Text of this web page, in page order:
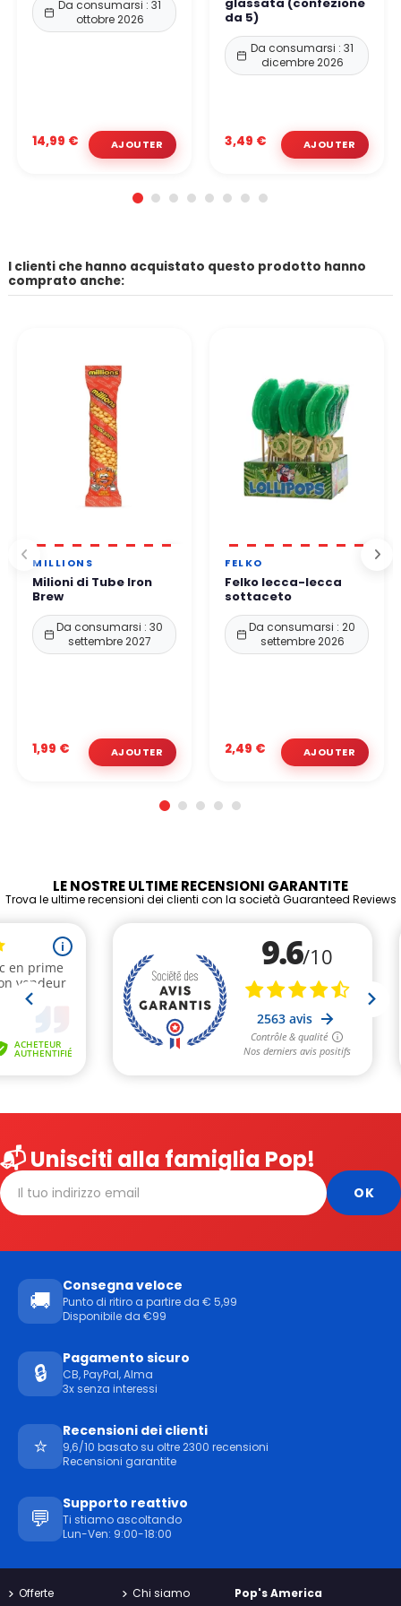
Da consumarsi : 31
ottobre 2026
14,99 €
da 5)
Da consumarsi : 31
dicembre 2026
3,49 €
I clienti che hanno acquistato questo prodotto hanno
comprato anche:
MILLIONS
Milioni di Tube Iron
Brew
Da consumarsi : 30
settembre 2027
1,99 €
FELKO
Felko lecca-lecca
sottaceto
Da consumarsi : 20
settembre 2026
2,49 €
LE NOSTRE ULTIME RECENSIONI GARANTITE
Trova le ultime recensioni dei clienti con la società Guaranteed Reviews
📬 Unisciti alla famiglia Pop!
🚚
Consegna veloce
Punto di ritiro a partire da € 5,99
Disponibile da €99
🔒
Pagamento sicuro
CB, PayPal, Alma
3x senza interessi
⭐
Recensioni dei clienti
9,6/10 basato su oltre 2300 recensioni
Recensioni garantite
💬
Supporto reattivo
Ti stiamo ascoltando
Lun-Ven: 9:00-18:00
Offerte
Chi siamo
Pop's America